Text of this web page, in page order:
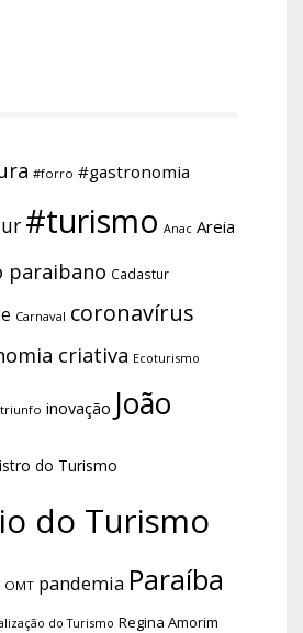
#forro #gastronomia
#turismo Anac Areia
paraibano Cadastur
Carnaval coronavírus
criativa Ecoturismo
inovação João
do Turismo
do Turismo
OMT pandemia Paraíba
do Turismo Regina Amorim